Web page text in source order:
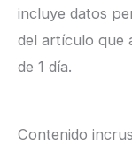
incluye datos
del artículo que
de 1 día.
Contenido